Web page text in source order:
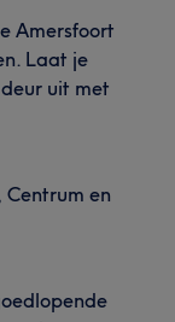
Amersfoort
Laat je
uit met
Centrum en